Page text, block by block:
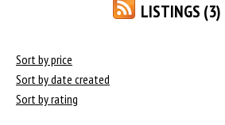
LISTINGS (3)
Sort by price
Sort by date created
Sort by rating